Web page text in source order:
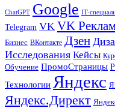
ChatGPT Google IT-
Telegram VK VK
Бизнес ВКонтакте Дзен
Исследования Кейсы
Обучение ПромоСтраницы
Технологии Яндекс
Яндекс.Директ